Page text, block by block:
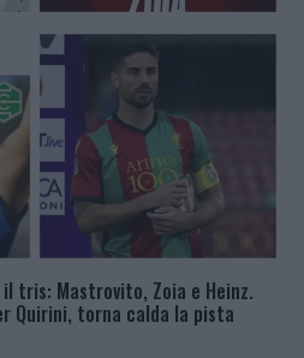
tris: Mastrovito, Zoia e Heinz.
Quirini, torna calda la pista